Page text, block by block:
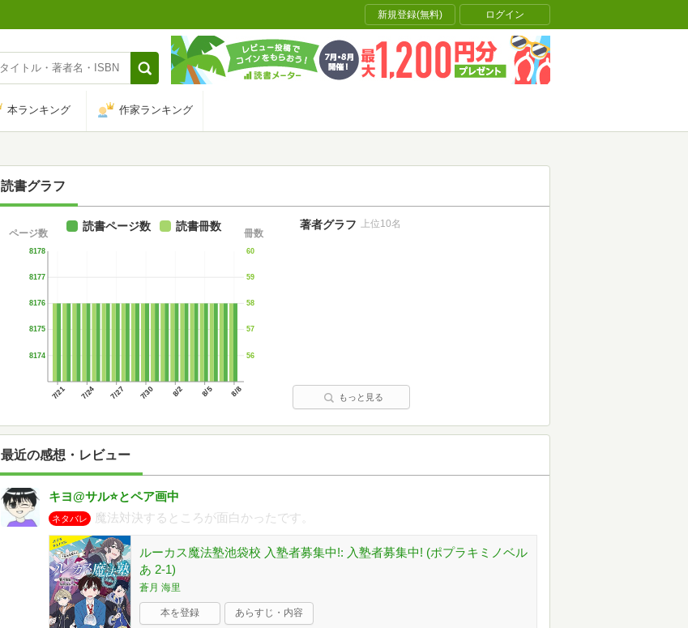
新規登録(無料) ログイン
本ランキング 作家ランキング
読書グラフ
7/21 7/24 7/27 7/30 8/2 8/5 8/8
8174
8175
8176
8177
8178
ページ数
56
57
58
59
60
冊数
読書ページ数 読書冊数 著者グラフ 上位10名
もっと見る
最近の感想・レビュー
キヨ@サル⭐️とペア画中
ネタバレ 魔法対決するところが面白かったです。
ルーカス魔法塾池袋校 入塾者募集中!: 入塾者募集中! (ポプラキミノベル
あ 2-1)
蒼月 海里
本を登録 あらすじ・内容